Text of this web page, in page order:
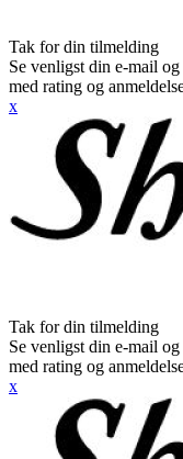
Tak for din tilmelding
Se venligst din e-mail
med rating og
x
Tak for din tilmelding
Se venligst din e-mail
med rating og
x